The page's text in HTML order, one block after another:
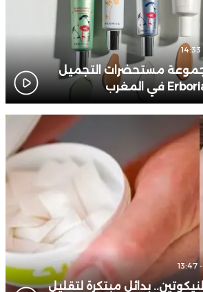
مستحضرات التجميل
بدائل مبتكرة لتقليل